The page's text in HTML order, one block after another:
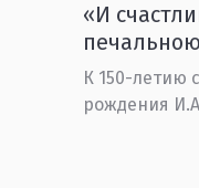
«И
К 150-летию
рождения